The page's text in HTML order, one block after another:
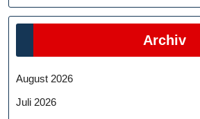
Archiv
August 2026
Juli 2026